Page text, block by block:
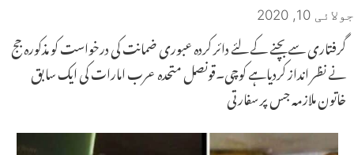
جولائی 10, 2020
گرفتاری سے بچنے کے لئے دائر کردہ عبوری ضمانت کی درخواست کو مذکورہ جج
نے نظر انداز کردیاہے کوچی۔قونصل متحدہ عرب امارات کی ایک سابق
خاتون ملازمہ جس پر سفارتی